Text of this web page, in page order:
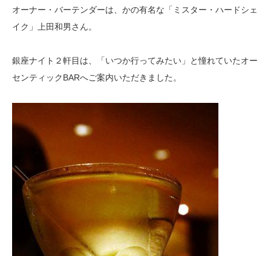
オーナー・バーテンダーは、かの有名な「ミスター・ハードシェ
イク」上田和男さん。
銀座ナイト２軒目は、「いつか行ってみたい」と憧れていたオー
センティックBARへご案内いただきました。